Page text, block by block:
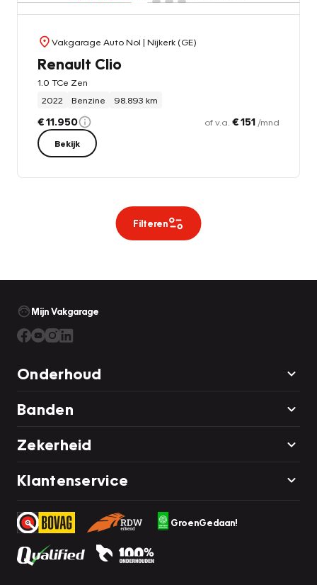
Vakgarage Auto Nol | Nijkerk (GE)
Renault Clio
1.0 TCe Zen
2022
Benzine 98.893 km
€ 11.950 of v.a. € 151 /mnd
Bekijk
Filteren
Mijn Vakgarage
Onderhoud
Banden
Zekerheid
Klantenservice
GroenGedaan!